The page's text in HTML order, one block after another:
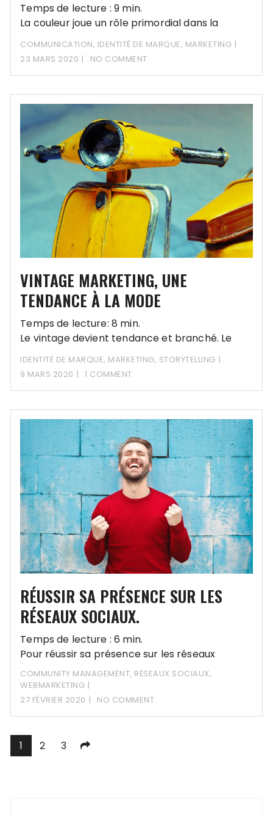
Temps de lecture : 9 min.
La couleur joue un rôle primordial dans la
communication. Apprenez comment l’utiliser
de manière efficace.
COMMUNICATION, IDENTITÉ DE MARQUE, MARKETING
23 MARS 2020
NO COMMENT
VINTAGE MARKETING, UNE
TENDANCE À LA MODE
Temps de lecture: 8 min.
Le vintage devient tendance et branché. Le
passé revient à la mode.
IDENTITÉ DE MARQUE, MARKETING, STORYTELLING
9 MARS 2020
1 COMMENT
RÉUSSIR SA PRÉSENCE SUR LES
RÉSEAUX SOCIAUX.
Temps de lecture : 6 min.
Pour réussir sa présence sur les réseaux
sociaux, quelques règles de base sont
indispensables.
COMMUNITY MANAGEMENT, RÉSEAUX SOCIAUX,
WEBMARKETING
27 FÉVRIER 2020
NO COMMENT
Navigation
1 2 3